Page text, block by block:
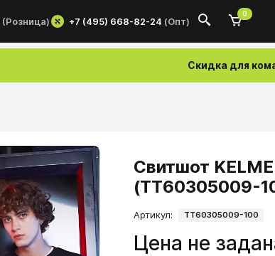
(Розница) +7 (495) 668-82-24 (Опт)
0
Скидка для
Свитшот
(TT60305009-
Артикул: TT60305009-100
Цена не